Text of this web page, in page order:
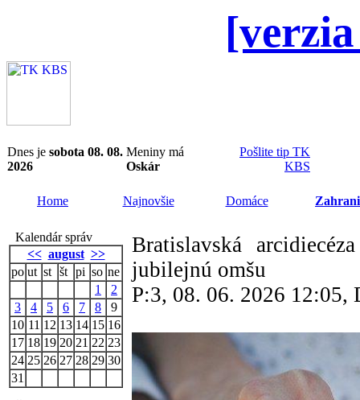
Dnes je sobota 08. 08.
2026
Meniny má
Oskár
Pošlite tip TK
KBS
Home Najnovšie Domáce
Kalendár správ
<< august >>
po ut st št pi so ne
1
2
3
4 5 6 7 8
9
10 11 12 13 14 15 16
17 18 19 20 21 22 23
24 25 26 27 28 29 30
31
Bratislavská
jubilejnú omšu
P:3, 08. 06. 2026 12:05,